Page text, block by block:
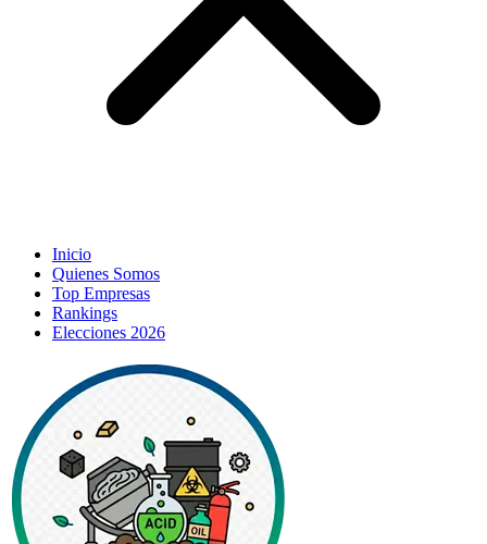
Inicio
Quienes Somos
Top Empresas
Rankings
Elecciones 2026